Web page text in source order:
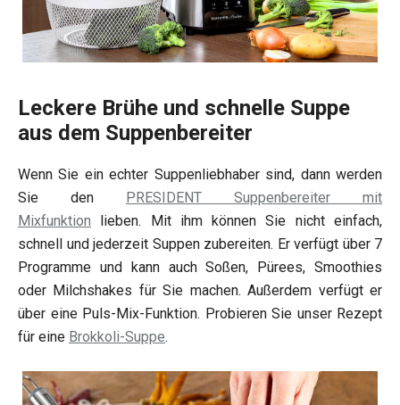
Leckere Brühe und schnelle Suppe
aus dem Suppenbereiter
Wenn Sie ein echter Suppenliebhaber sind, dann werden
Sie den PRESIDENT Suppenbereiter mit
Mixfunktion lieben. Mit ihm können Sie nicht einfach,
schnell und jederzeit Suppen zubereiten. Er verfügt über 7
Programme und kann auch Soßen, Pürees, Smoothies
oder Milchshakes für Sie machen. Außerdem verfügt er
über eine Puls-Mix-Funktion. Probieren Sie unser Rezept
für eine Brokkoli-Suppe.